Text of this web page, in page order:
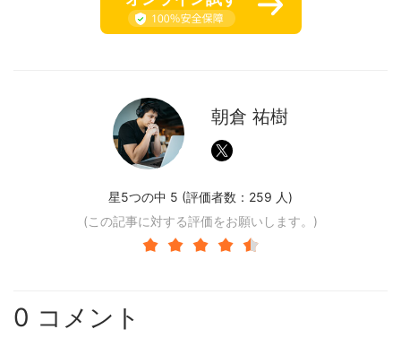
朝倉 祐樹
星5つの中 5 (評価者数： 259 人)
(この記事に対する評価をお願いします。)
0 コメント